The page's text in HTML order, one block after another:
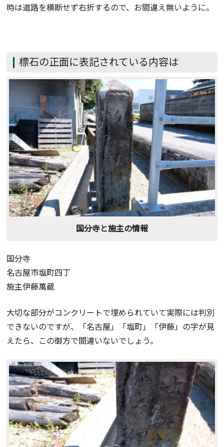
時は道路を横断せず右折するので、お間違え無いように。
標石の正面に表記されている内容は
国分寺と施主の情報
国分寺
名古屋市塩町四丁
施主伊藤萬蔵
大切な部分がコンクリートで埋められていて実際には判別
できないのですが、「名古屋」「塩町」「伊藤」の字が見
えたら、この御方で間違いないでしょう。